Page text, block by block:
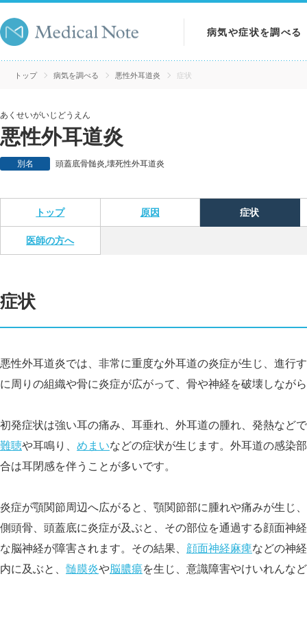
病気や症状を調べる
病気を調べる
トップ 病気を調べる 悪性外耳道炎 症状
あくせいがいじどうえん
悪性外耳道炎
別名 頭蓋底骨髄炎,壊死性外耳道炎
トップ 原因 症状
医師の方へ
症状
悪性外耳道炎では、非常に重度な外耳道の炎症が生じ、進行
に周りの組織や骨に炎症が広がって、骨や神経を破壊しなが
初発症状は強い耳の痛み、耳垂れ、外耳道の腫れ、発熱など
難聴や耳鳴り、 めまいなどの症状が生じます。外耳道の感染
合は耳閉感を伴うことが多いです。
炎症が顎関節周辺へ広がると、顎関節部に腫れや痛みが生じ
側頭骨、頭蓋底に炎症が及ぶと、その部位を通過する顔面神
な脳神経が障害されます。その結果、 顔面神経麻痺などの神
内に及ぶと、 髄膜炎や脳膿瘍を生じ、意識障害やけいれんな